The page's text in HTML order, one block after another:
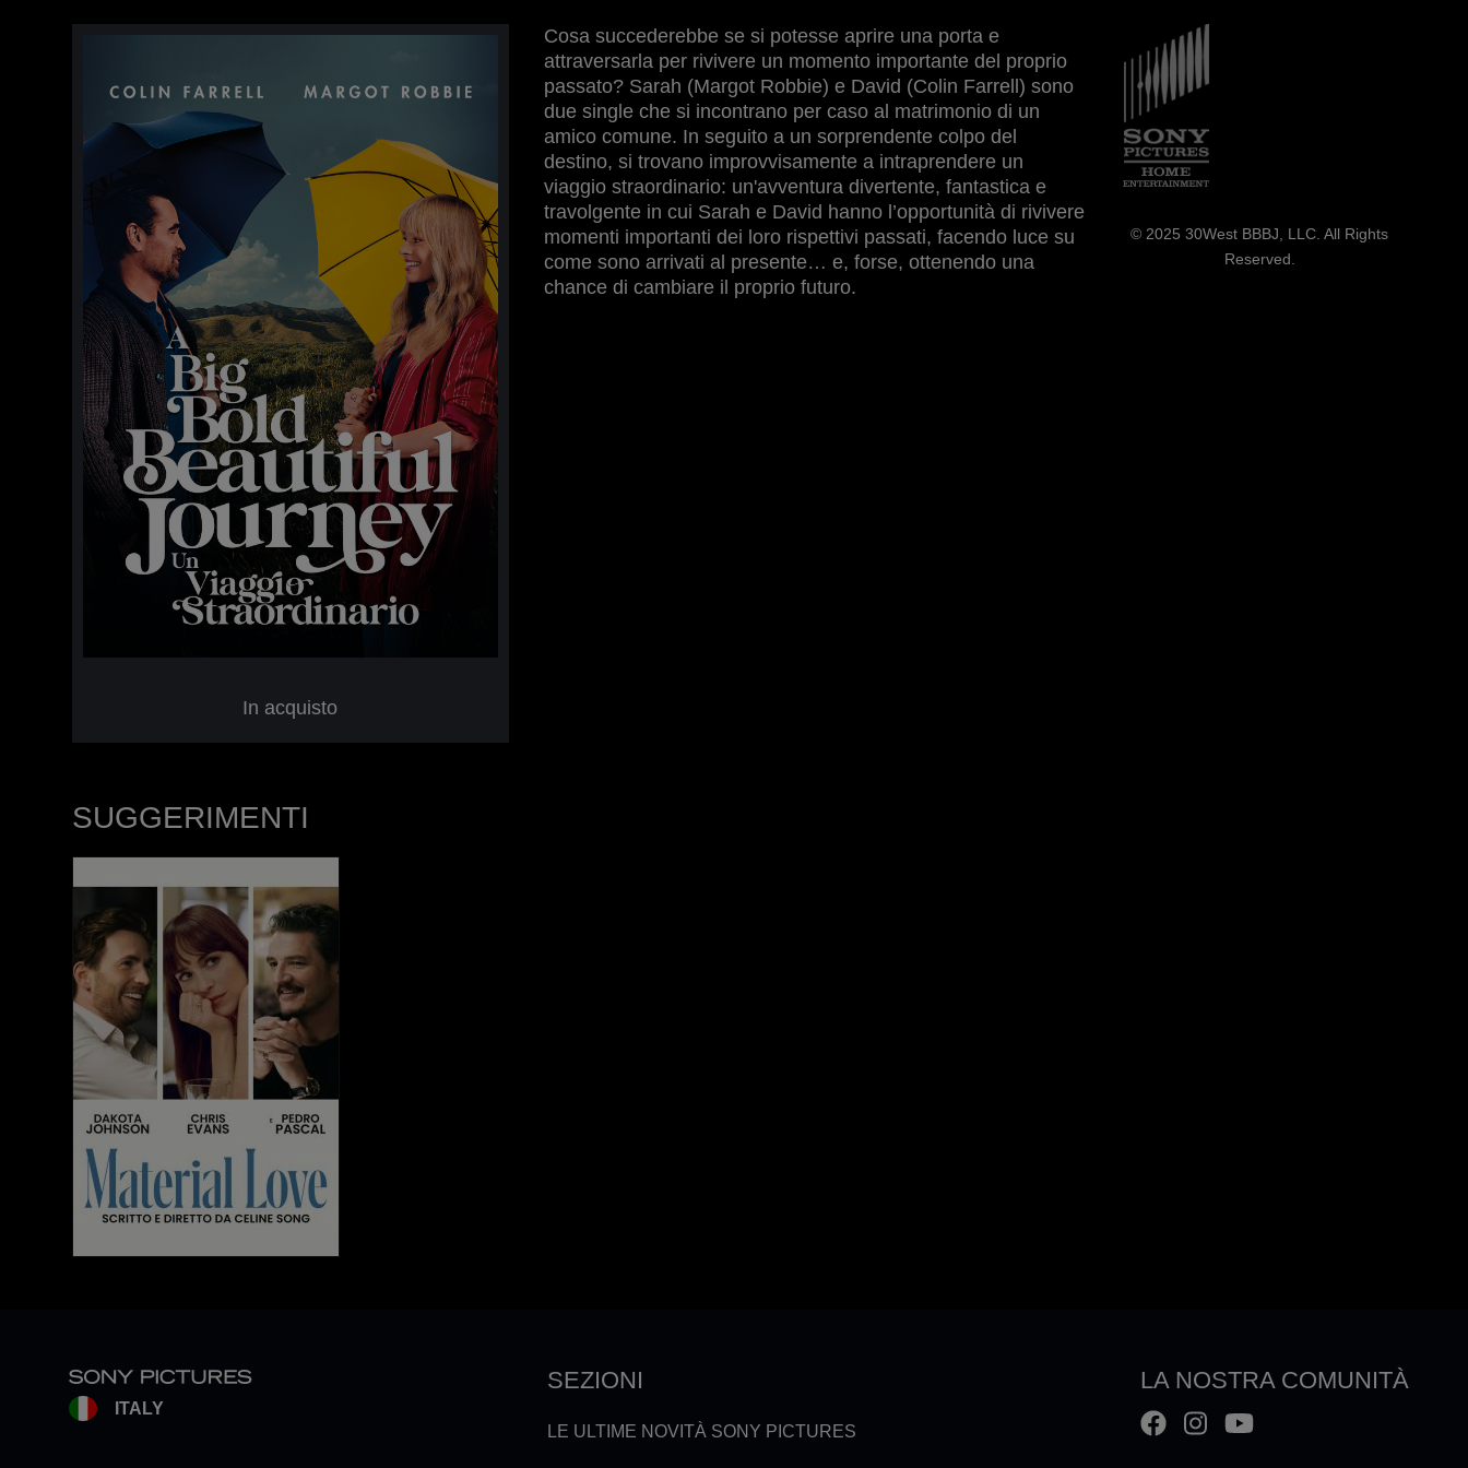
In acquisto
Cosa succederebbe se si potesse aprire una porta e
attraversarla per rivivere un momento importante del proprio
passato? Sarah (Margot Robbie) e David (Colin Farrell) sono
due single che si incontrano per caso al matrimonio di un
amico comune. In seguito a un sorprendente colpo del
destino, si trovano improvvisamente a intraprendere un
viaggio straordinario: un'avventura divertente, fantastica e
travolgente in cui Sarah e David hanno l’opportunità di rivivere
momenti importanti dei loro rispettivi passati, facendo luce su
come sono arrivati al presente… e, forse, ottenendo una
chance di cambiare il proprio futuro.
Immagine
© 2025 30West BBBJ, LLC. All Rights
Reserved.
SUGGERIMENTI
ITALY
SEZIONI
LE ULTIME NOVITÀ SONY PICTURES
LA NOSTRA COMUNITÀ